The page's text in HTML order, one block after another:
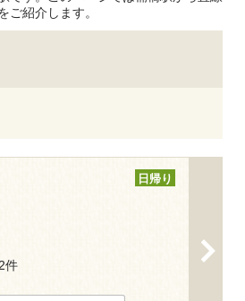
紹介します。
日帰り
件